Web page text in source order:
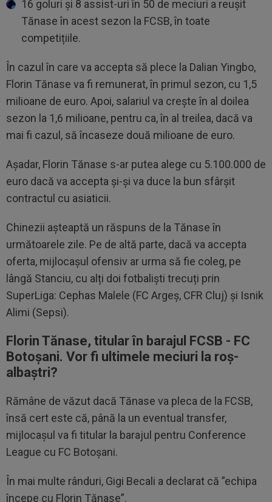
16 goluri și 8 assist-uri în 50 de meciuri a reușit
Tănase în acest sezon la FCSB, în toate
competițiile.
În cazul în care va accepta să plece la Dalian Yingbo,
Florin Tănase va fi remunerat, în primul sezon, cu 1,5
milioane de euro. Apoi, salariul va crește în al doilea
sezon la 1,6 milioane, pentru ca, în al treilea, dacă va
mai fi cazul, să încaseze două milioane de euro.
Așadar, Florin Tănase s-ar putea alege cu 5.100.000 de
euro dacă va accepta și-și va duce la bun sfârșit
contractul cu asiaticii.
Chinezii așteaptă un răspuns de la Tănase în
următoarele zile. Pe de altă parte, dacă va accepta
oferta, mijlocașul ofensiv ar urma să fie coleg, pe
lângă Stanciu, cu alți doi fotbaliști trecuți prin
SuperLiga: Cephas Malele (FC Argeș, CFR Cluj) și Isnik
Alimi (Sepsi).
Florin Tănase, titular în barajul FCSB - FC
Botoșani. Vor fi ultimele meciuri la roș-
albaștri?
Rămâne de văzut dacă Tănase va pleca de la FCSB,
însă cert este că, până la un eventual transfer,
mijlocașul va fi titular la barajul pentru Conference
League cu FC Botoșani.
În mai multe rânduri, Gigi Becali a declarat că ”echipa
începe cu Florin Tănase”.